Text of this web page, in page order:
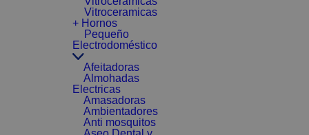
Vitroceramicas
+ Hornos
Pequeño
Electrodoméstico
Afeitadoras
Almohadas
Electricas
Amasadoras
Ambientadores
Anti mosquitos